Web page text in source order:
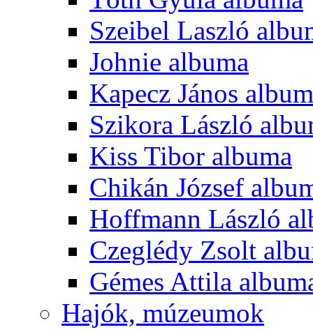
Szeibel Laszló
Johnie albuma
Kapecz János
Szikora László
Kiss Tibor albuma
Chikán József
Hoffmann László
Czeglédy Zsolt
Gémes Attila
Hajók, múzeumok